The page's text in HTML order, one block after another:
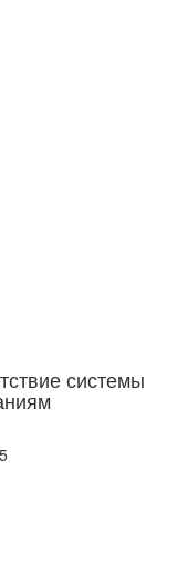
системы